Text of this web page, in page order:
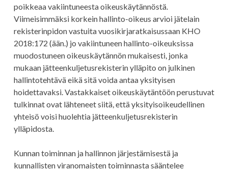
poikkeaa vakiintuneesta oikeuskäytännöstä.
Viimeisimmäksi korkein hallinto-oikeus arvioi jätelain
rekisterinpidon vastuita vuosikirjaratkaisussaan KHO
2018:172 (ään.) jo vakiintuneen hallinto-oikeuksissa
muodostuneen oikeuskäytännön mukaisesti, jonka
mukaan jätteenkuljetusrekisterin ylläpito on julkinen
hallintotehtävä eikä sitä voida antaa yksityisen
hoidettavaksi. Vastakkaiset oikeuskäytäntöön perustuvat
tulkinnat ovat lähteneet siitä, että yksityisoikeudellinen
yhteisö voisi huolehtia jätteenkuljetusrekisterin
ylläpidosta.
Kunnan toiminnan ja hallinnon järjestämisestä ja
kunnallisten viranomaisten toiminnasta sääntelee